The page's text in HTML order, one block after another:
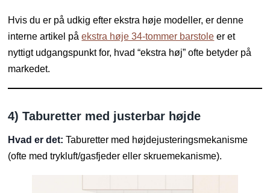
Hvis du er på udkig efter ekstra høje modeller, er denne
interne artikel påekstra høje 34-tommer barstole er et
nyttigt udgangspunkt for, hvad “ekstra høj” ofte betyder på
markedet.
4) Taburetter med justerbar højde
Hvad er det: Taburetter med højdejusteringsmekanisme
(ofte med trykluft/gasfjeder eller skruemekanisme).